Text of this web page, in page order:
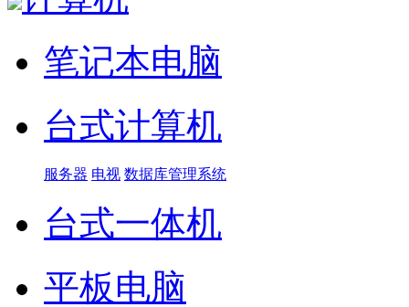
笔记本电脑
台式计算机
服务器 电视 数据库管理系统
台式一体机
平板电脑